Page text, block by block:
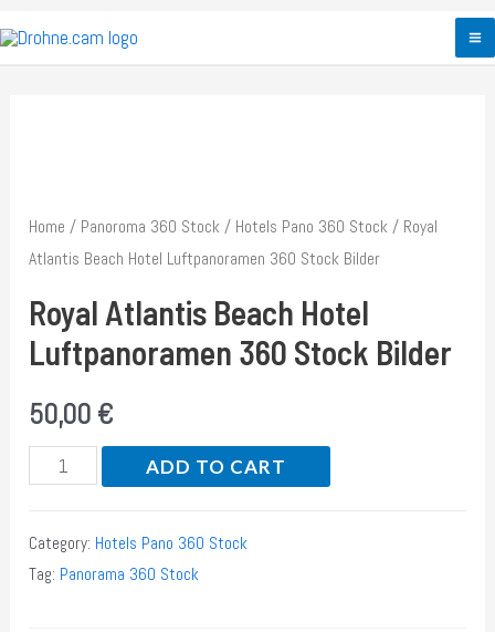
Inhalt
Home / Panoroma 360 Stock / Hotels Pano 360 Stock / Royal
Atlantis Beach Hotel Luftpanoramen 360 Stock Bilder
Royal Atlantis Beach Hotel
Luftpanoramen 360 Stock Bilder
50,00 €
Royal
Hotel
ADD TO CART
Category: Hotels Pano 360 Stock
Tag: Panorama 360 Stock